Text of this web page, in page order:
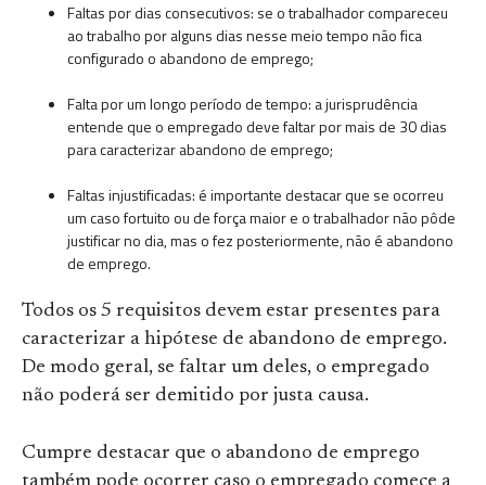
Faltas por dias consecutivos: se o trabalhador compareceu
ao trabalho por alguns dias nesse meio tempo não fica
configurado o abandono de emprego;
Falta por um longo período de tempo: a jurisprudência
entende que o empregado deve faltar por mais de 30 dias
para caracterizar abandono de emprego;
Faltas injustificadas: é importante destacar que se ocorreu
um caso fortuito ou de força maior e o trabalhador não pôde
justificar no dia, mas o fez posteriormente, não é abandono
de emprego.
Todos os 5 requisitos devem estar presentes para
caracterizar a hipótese de abandono de emprego.
De modo geral, se faltar um deles, o empregado
não poderá ser demitido por justa causa.
Cumpre destacar que o abandono de emprego